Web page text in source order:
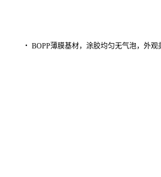
・ BOPP薄膜基材，涂胶均匀无气泡，外